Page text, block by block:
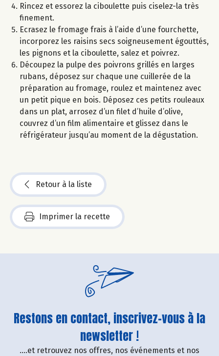
Rincez et essorez la ciboulette puis ciselez-la très
finement.
Ecrasez le fromage frais à l’aide d’une fourchette,
incorporez les raisins secs soigneusement égouttés,
les pignons et la ciboulette, salez et poivrez.
Découpez la pulpe des poivrons grillés en larges
rubans, déposez sur chaque une cuillerée de la
préparation au fromage, roulez et maintenez avec
un petit pique en bois. Déposez ces petits rouleaux
dans un plat, arrosez d’un filet d’huile d’olive,
couvrez d’un film alimentaire et glissez dans le
réfrigérateur jusqu’au moment de la dégustation.
Retour à la liste
Imprimer la recette
Restons en contact, inscrivez-vous à la
newsletter !
....et retrouvez nos offres, nos événements et nos